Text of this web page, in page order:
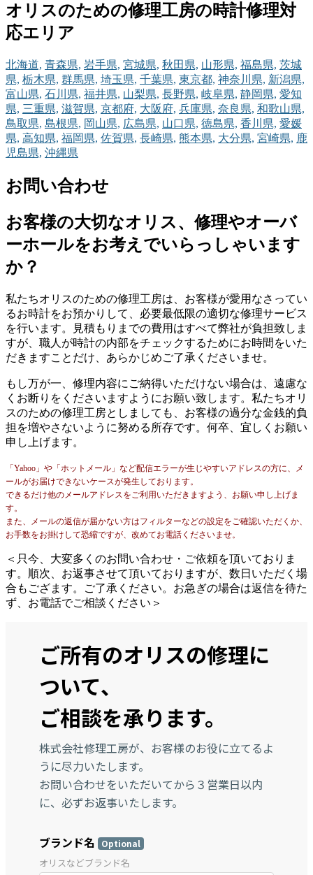
オリスのための修理工房の時計修理対
応エリア
北海道, 青森県, 岩手県, 宮城県, 秋田県, 山形県, 福島県, 茨城
県, 栃木県, 群馬県, 埼玉県, 千葉県, 東京都, 神奈川県, 新潟県,
富山県, 石川県, 福井県, 山梨県, 長野県, 岐阜県, 静岡県, 愛知
県, 三重県, 滋賀県, 京都府, 大阪府, 兵庫県, 奈良県, 和歌山県,
鳥取県, 島根県, 岡山県, 広島県, 山口県, 徳島県, 香川県, 愛媛
県, 高知県, 福岡県, 佐賀県, 長崎県, 熊本県, 大分県, 宮崎県, 鹿
児島県, 沖縄県
お問い合わせ
お客様の大切なオリス、修理やオーバ
ーホールをお考えでいらっしゃいます
か？
私たちオリスのための修理工房は、お客様が愛用なさってい
るお時計をお預かりして、必要最低限の適切な修理サービス
を行います。見積もりまでの費用はすべて弊社が負担致しま
すが、職人が時計の内部をチェックするためにお時間をいた
だきますことだけ、あらかじめご了承くださいませ。
もし万が一、修理内容にご納得いただけない場合は、遠慮な
くお断りをくださいますようにお願い致します。私たちオリ
スのための修理工房としましても、お客様の過分な金銭的負
担を増やさないように努める所存です。何卒、宜しくお願い
申し上げます。
「Yahoo」や「ホットメール」など配信エラーが生じやすいアドレスの方に、メ
ールがお届けできないケースが発生しております。
できるだけ他のメールアドレスをご利用いただきますよう、お願い申し上げま
す。
また、メールの返信が届かない方はフィルターなどの設定をご確認いただくか、
お手数をお掛けして恐縮ですが、改めてお電話くださいませ。
＜只今、大変多くのお問い合わせ・ご依頼を頂いておりま
す。順次、お返事させて頂いておりますが、数日いただく場
合もござます。ご了承ください。お急ぎの場合は返信を待た
ず、お電話でご相談ください＞